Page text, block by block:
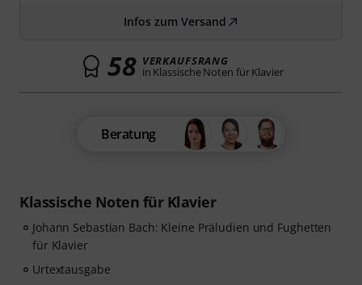
Klassische Noten für Klavier
Johann Sebastian Bach: Kleine Präludien und Fughetten
für Klavier
Urtextausgabe
Infos zum Versand
58 VERKAUFSRANG
in Klassische Noten für Klavier
Beratung